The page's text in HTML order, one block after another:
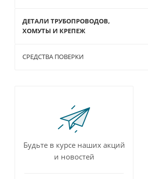
ДЕТАЛИ ТРУБОПРОВОДОВ,
ХОМУТЫ И КРЕПЕЖ
СРЕДСТВА ПОВЕРКИ
Будьте в курсе наших акций
и новостей